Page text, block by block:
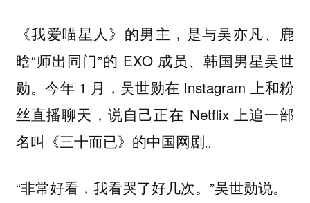
《我爱喵星人》的男主，是与吴亦凡、鹿
晗“师出同门”的 EXO 成员、韩国男星吴世
勋。今年 1 月，吴世勋在 Instagram 上和粉
丝直播聊天，说自己正在 Netflix 上追一部
名叫《三十而已》的中国网剧。
“非常好看，我看哭了好几次。”吴世勋说。